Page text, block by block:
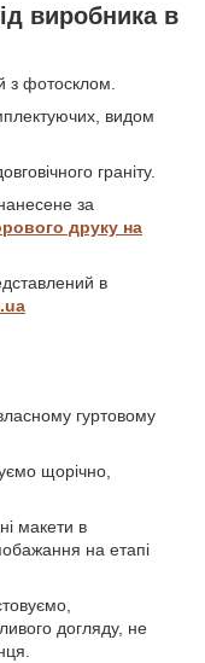
виробника в
з фотосклом.
видом
граніту.
за
друку на
в
гуртовому
щорічно,
макети в
на етапі
догляду, не